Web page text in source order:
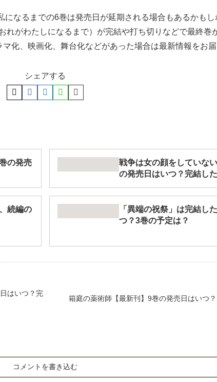
なるまでの6巻は発売日が延期される場合もあるかも
がわたしになるまで）が完結や打ち切りなどで最終巻
化、映画化、舞台化などがあった場合は最新情報をお届
シェアする
の発売
戦争は女の顔をしていな
の発売日はいつ？完結し
続編の
「異端の祝祭」は完結し
つ？3巻の予定は？
はいつ？完
箱庭の薬術師【最新刊】9巻の発売日はいつ
コメントを書き込む